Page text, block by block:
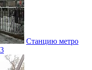
Станцию метро